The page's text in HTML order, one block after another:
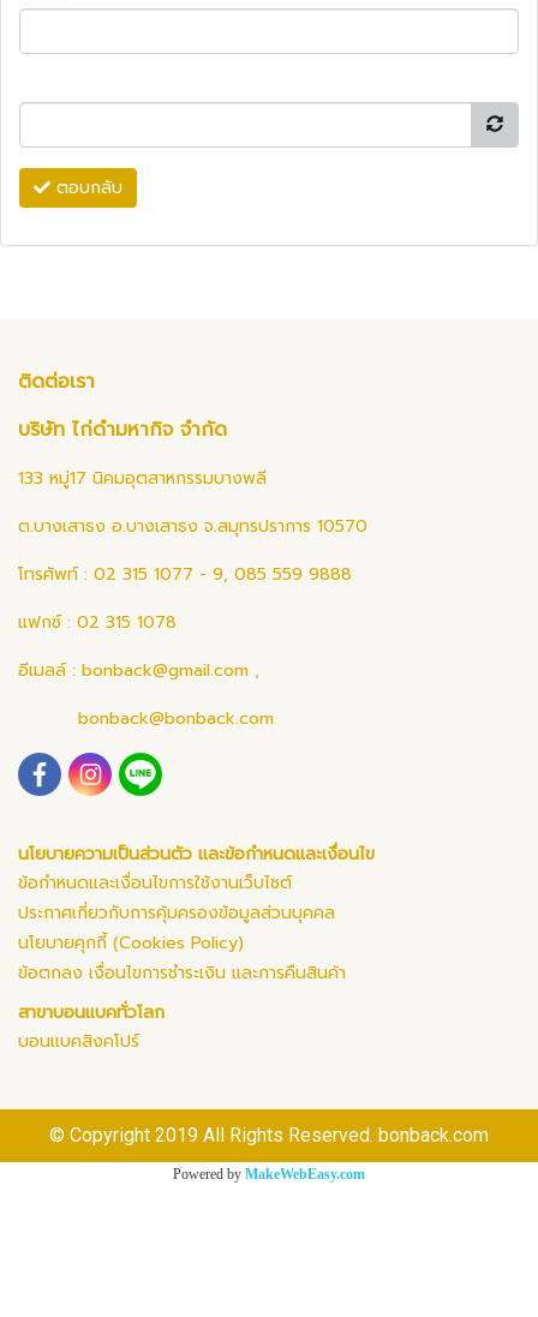
ตอบกลับ
ติดต่อเรา
บริษัท ไก่ดำมหากิจ จำกัด
133 หมู่17 นิคมอุตสาหกรรมบางพลี
ต.บางเสาธง อ.บางเสาธง จ.สมุทรปราการ 10570
โทรศัพท์ : 02 315 1077 - 9, 085 559 9888
แฟกซ์ : 02 315 1078
อีเมลล์ : bonback@gmail.com ,
bonback@bonback.com
นโยบายความเป็นส่วนตัว และข้อกำหนดและเงื่อนไข
ข้อกำหนดและเงื่อนไขการใช้งานเว็บไซต์
ประกาศเกี่ยวกับการคุ้มครองข้อมูลส่วนบุคคล
นโยบายคุกกี้ (Cookies Policy)
ข้อตกลง เงื่อนไขการชำระเงิน และการคืนสินค้า
สาขาบอนแบคทั่วโลก
บอนแบคสิงคโปร์
© Copyright 2019 All Rights Reserved. bonback.com
Powered by MakeWebEasy.com